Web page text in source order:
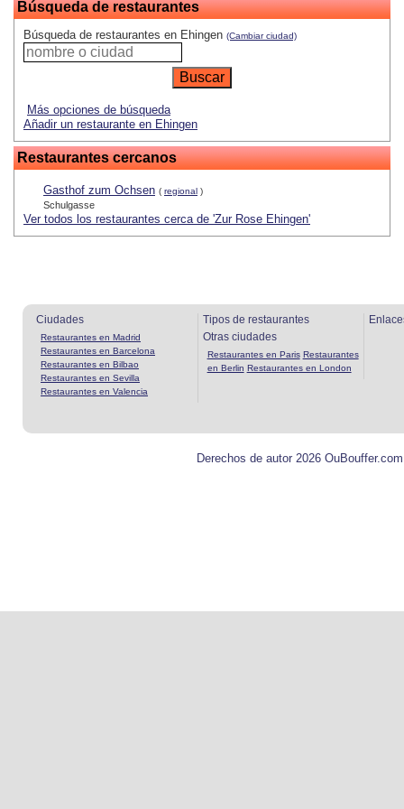
Búsqueda de restaurantes
Búsqueda de restaurantes en Ehingen (Cambiar ciudad)
Más opciones de búsqueda
Añadir un restaurante en Ehingen
Restaurantes cercanos
Gasthof zum Ochsen ( regional )
Schulgasse
Ver todos los restaurantes cerca de 'Zur Rose Ehingen'
Ciudades
Restaurantes en Madrid
Restaurantes en Barcelona
Restaurantes en Bilbao
Restaurantes en Sevilla
Restaurantes en Valencia
Tipos de restaurantes
Otras ciudades
Restaurantes en Paris Restaurantes
en Berlin Restaurantes en London
Derechos de autor 2026